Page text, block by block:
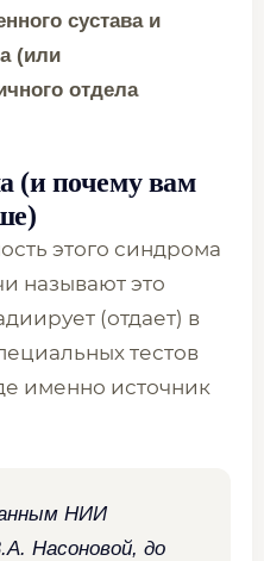
сустава и
(или
отдела
(и почему вам
этого синдрома
называют это
(отдает) в
тестов
именно источник
НИИ
Насоновой, до